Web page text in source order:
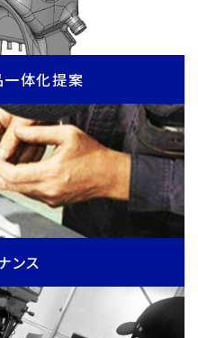
一体化提案
ンス